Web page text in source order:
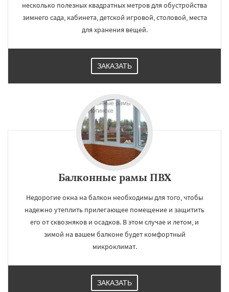
несколько полезных квадратных метров для обустройства
зимнего сада, кабинета, детской игровой, столовой, места
для хранения вещей.
ЗАКАЗАТЬ
Балконные рамы ПВХ
Недорогие окна на балкон необходимы для того, чтобы
надежно утеплить прилегающее помещение и защитить
его от сквозняков и осадков. В этом случае и летом, и
зимой на вашем балконе будет комфортный
микроклимат.
ЗАКАЗАТЬ